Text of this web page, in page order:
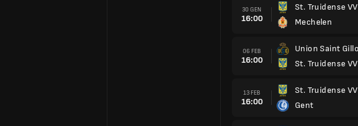
30 GEN
16:00
St. Truidense VV
Mechelen
06 FEB
16:00
Union Saint
St. Truidense VV
13 FEB
16:00
St. Truidense VV
Gent